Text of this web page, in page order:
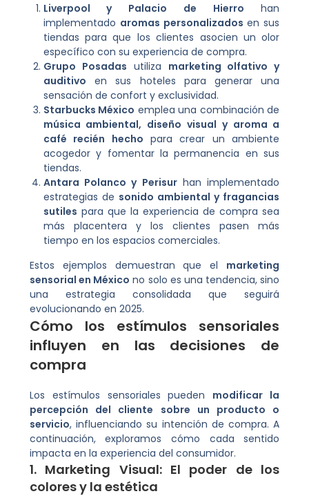
Liverpool y Palacio de Hierro han
implementado aromas personalizados en sus
tiendas para que los clientes asocien un olor
específico con su experiencia de compra.
Grupo Posadas utiliza marketing olfativo y
auditivo en sus hoteles para generar una
sensación de confort y exclusividad.
Starbucks México emplea una combinación de
música ambiental, diseño visual y aroma a
café recién hecho para crear un ambiente
acogedor y fomentar la permanencia en sus
tiendas.
Antara Polanco y Perisurhan implementado
estrategias de sonido ambiental y fragancias
sutiles para que la experiencia de compra sea
más placentera y los clientes pasen más
tiempo en los espacios comerciales.
Estos ejemplos demuestran que el marketing
sensorial en México no solo es una tendencia, sino
una estrategia consolidada que seguirá
evolucionando en 2025.
Cómo los estímulos sensoriales
influyen en las decisiones de
compra
Los estímulos sensoriales pueden modificar la
percepción del cliente sobre un producto o
servicio, influenciando su intención de compra. A
continuación, exploramos cómo cada sentido
impacta en la experiencia del consumidor.
1. Marketing Visual: El poder de los
colores y la estética